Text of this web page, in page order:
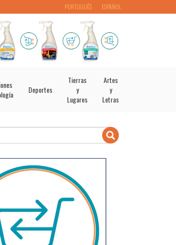
PORTUGUÊS ESPAÑOL
Deportes
Tierras
y
Lugares
Artes
y
Letras